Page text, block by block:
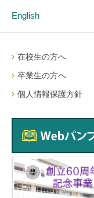
English
在校生の方へ
卒業生の方へ
個人情報保護方針